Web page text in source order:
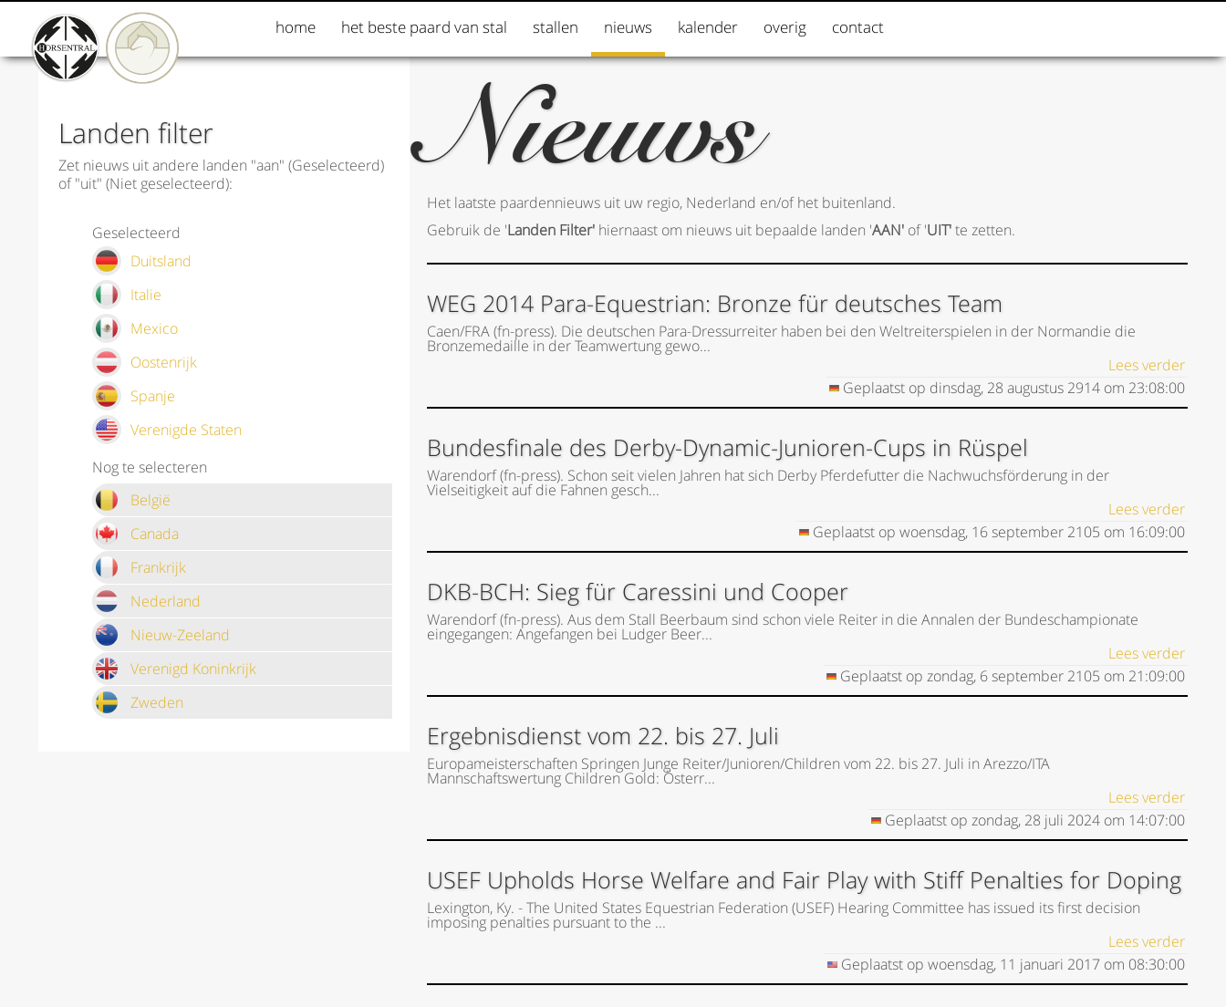
home het beste paard van stal stallen nieuws kalender overig contact
Landen filter
Zet nieuws uit andere landen "aan" (Geselecteerd)
of "uit" (Niet geselecteerd):
Geselecteerd
Duitsland
Italie
Mexico
Oostenrijk
Spanje
Verenigde Staten
Nog te selecteren
België
Canada
Frankrijk
Nederland
Nieuw-Zeeland
Verenigd Koninkrijk
Zweden
Nieuws
Het laatste paardennieuws uit uw regio, Nederland en/of het buitenland.
Gebruik de 'Landen Filter' hiernaast om nieuws uit bepaalde landen 'AAN' of 'UIT'te zetten.
WEG 2014 Para-Equestrian: Bronze für deutsches Team
Caen/FRA (fn-press). Die deutschen Para-Dressurreiter haben bei den Weltreiterspielen in der Normandie die
Bronzemedaille in der Teamwertung gewo...
Lees verder
Geplaatst op dinsdag, 28 augustus 2914 om 23:08:00
Bundesfinale des Derby-Dynamic-Junioren-Cups in Rüspel
Warendorf (fn-press). Schon seit vielen Jahren hat sich Derby Pferdefutter die Nachwuchsförderung in der
Vielseitigkeit auf die Fahnen gesch...
Lees verder
Geplaatst opwoensdag, 16 september 2105 om 16:09:00
DKB-BCH: Sieg für Caressini und Cooper
Warendorf (fn-press). Aus dem Stall Beerbaum sind schon viele Reiter in die Annalen der Bundeschampionate
eingegangen: Angefangen bei Ludger Beer...
Lees verder
Geplaatst opzondag, 6 september 2105 om 21:09:00
Ergebnisdienst vom 22. bis 27. Juli
Europameisterschaften Springen Junge Reiter/Junioren/Children vom 22. bis 27. Juli in Arezzo/ITA
Mannschaftswertung Children Gold: Österr...
Lees verder
Geplaatst opzondag, 28 juli 2024 om 14:07:00
USEF Upholds Horse Welfare and Fair Play with Stiff Penalties for Doping
Lexington, Ky. - The United States Equestrian Federation (USEF) Hearing Committee has issued its first decision
imposing penalties pursuant to the ...
Lees verder
Geplaatst opwoensdag, 11 januari 2017 om 08:30:00